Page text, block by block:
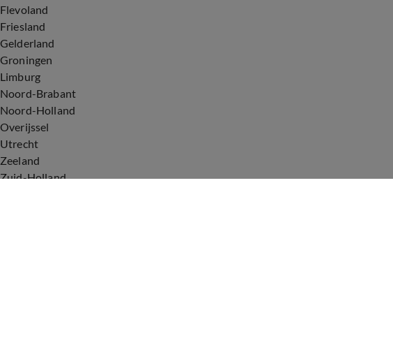
Flevoland
Friesland
Gelderland
Groningen
Limburg
Noord-Brabant
Noord-Holland
Overijssel
Utrecht
Zeeland
Zuid-Holland